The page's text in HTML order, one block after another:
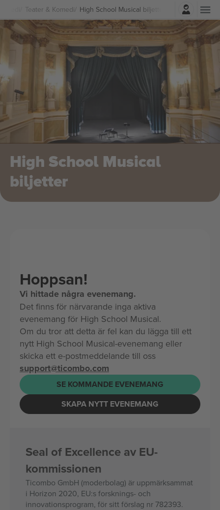
Teater & Komedi High School Musical biljetter
Logga in
High School Musical
biljetter
Hoppsan!
Vi hittade några evenemang.
Det finns för närvarande inga aktiva
evenemang för High School Musical.
Om du tror att detta är fel kan du lägga till ett
nytt High School Musical-evenemang eller
skicka ett e-postmeddelande till oss
support@ticombo.com
SE KOMMANDE EVENEMANG
SKAPA NYTT EVENEMANG
Seal of Excellence av EU-
kommissionen
Ticombo GmbH (moderbolag) är uppmärksammat
i Horizon 2020, EU:s forsknings- och
innovationsprogram, för sitt förslag nr 782393.